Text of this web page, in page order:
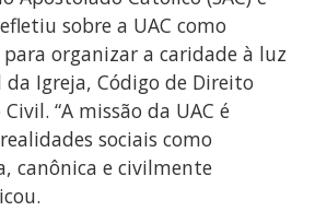
sobre a UAC como
para organizar a caridade à luz
Igreja, Código de Direito
“A missão da UAC é
sociais como
canônica e civilmente